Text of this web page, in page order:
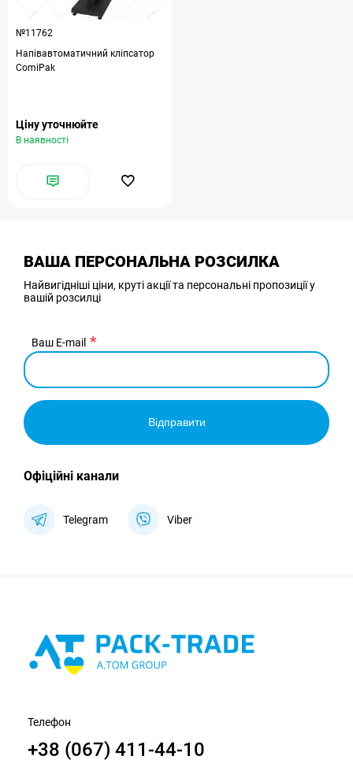
№11762
Напівавтоматичний кліпсатор
ComiPak
Ціну уточнюйте
В наявності
ВАША ПЕРСОНАЛЬНА РОЗСИЛКА
Найвигідніші ціни, круті акції та персональні пропозиції у
вашій розсилці
Ваш E-mail
Відправити
Офіційні канали
Telegram Viber
Телефон
+38 (067) 411-44-10